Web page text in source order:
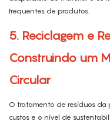
frequentes de produtos.
5. Reciclagem e
Construindo um
Circular
O tratamento de resíduos da
custos e o nível de